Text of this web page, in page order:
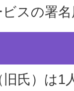
スの署
氏）は1